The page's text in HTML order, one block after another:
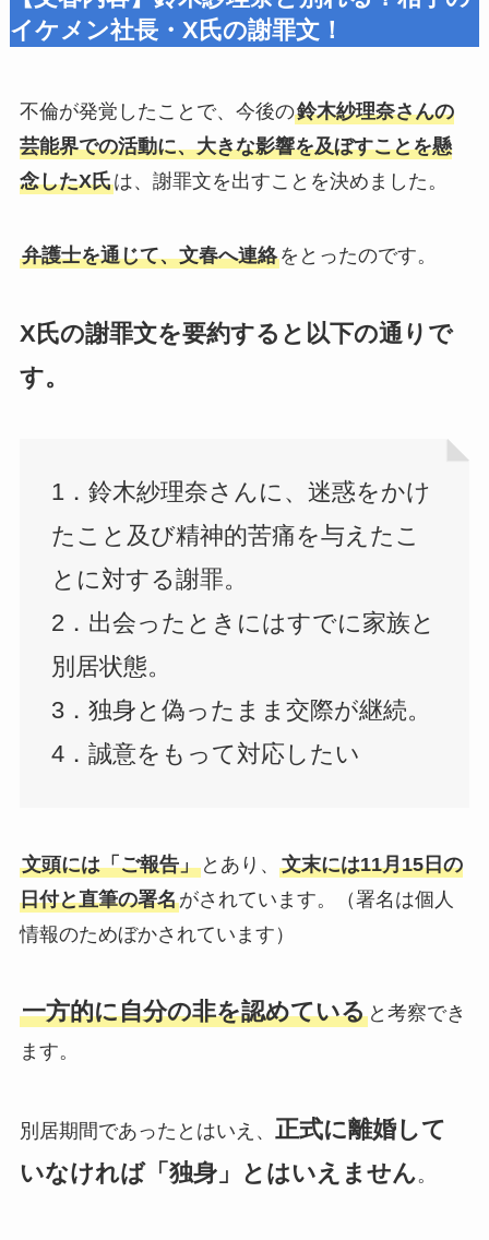
イケメン社長・X氏の謝罪文！
不倫が発覚したことで、今後の鈴木紗理奈さんの
芸能界での活動に、大きな影響を及ぼすことを懸
念したX氏は、謝罪文を出すことを決めました。
弁護士を通じて、文春へ連絡をとったのです。
X氏の謝罪文を要約すると以下の通りで
す。
1．鈴木紗理奈さんに、迷惑をかけ
たこと及び精神的苦痛を与えたこ
とに対する謝罪。
2．出会ったときにはすでに家族と
別居状態。
3．独身と偽ったまま交際が継続。
4．誠意をもって対応したい
文頭には「ご報告」とあり、 文末には11月15日の
日付と直筆の署名がされています。（署名は個人
情報のためぼかされています）
一方的に自分の非を認めていると考察でき
ます。
別居期間であったとはいえ、 正式に離婚して
いなければ「独身」とはいえません。